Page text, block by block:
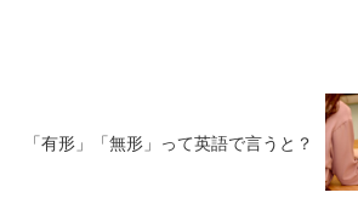
「有形」「無形」って英語で言うと？